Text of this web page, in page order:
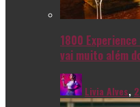
1800
vai muito além
Livia Alves,